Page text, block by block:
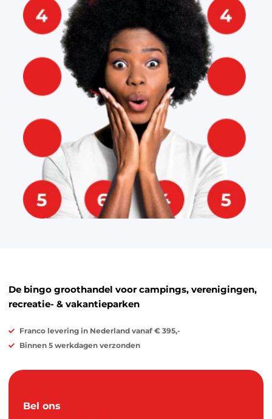
De bingo groothandel voor campings, verenigingen,
recreatie- & vakantieparken
Franco levering in Nederland vanaf € 395,-
Binnen 5 werkdagen verzonden
Bel ons